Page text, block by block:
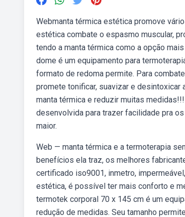
Webmanta térmica estética promove
estética combate o espasmo muscular,
tendo a manta térmica como a opção
dome é um equipamento para
formato de redoma permite. Para
promete tonificar, suavizar e
manta térmica e reduzir muitas
desenvolvida para trazer facilidade pra
maior.
Web — manta térmica e a termoterapia
benefícios ela traz, os melhores
certificado iso9001, inmetro,
estética, é possível ter mais conforto e
termotek corporal 70 x 145 cm é um
redução de medidas. Seu tamanho